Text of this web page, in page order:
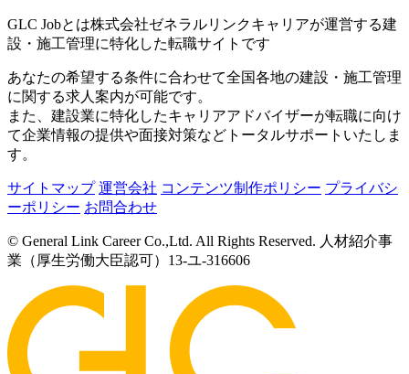
GLC Jobとは株式会社ゼネラルリンクキャリアが運営する建
設・施工管理に特化した転職サイトです
あなたの希望する条件に合わせて全国各地の建設・施工管理
に関する求人案内が可能です。
また、建設業に特化したキャリアアドバイザーが転職に向け
て企業情報の提供や面接対策などトータルサポートいたしま
す。
サイトマップ 運営会社 コンテンツ制作ポリシー プライバシ
ーポリシー お問合わせ
© General Link Career Co.,Ltd. All Rights Reserved. 人材紹介事
業（厚生労働大臣認可）13-ユ-316606